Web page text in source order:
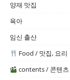
양재 맛집
육아
임신 출산
Food / 맛집, 요리
contents / 콘텐츠